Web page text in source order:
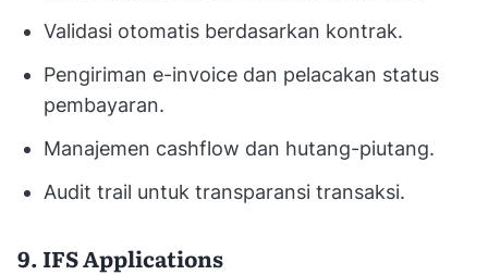
Validasi otomatis berdasarkan kontrak.
Pengiriman e-invoice dan pelacakan status
pembayaran.
Manajemen cashflow dan hutang-piutang.
Audit trail untuk transparansi transaksi.
9. IFS Applications